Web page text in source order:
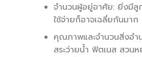
จำนวนผู้อยู่อาศัย: ยิ่งมีลู
ใช้จ่ายก็อาจเฉลี่ยกันมาก
คุณภาพและจำนวนสิ่งอำ
สระว่ายน้ำ ฟิตเนส สวน